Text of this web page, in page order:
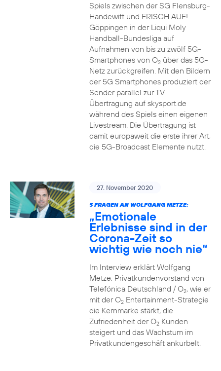
Spiels zwischen der SG Flensburg-
Handewitt und FRISCH AUF!
Göppingen in der Liqui Moly
Handball-Bundesliga auf
Aufnahmen von bis zu zwölf 5G-
Smartphones von O2über das 5G-
Netz zurückgreifen. Mit den Bildern
der 5G Smartphones produziert der
Sender parallel zur TV-
Übertragung auf skysport.de
während des Spiels einen eigenen
Livestream. Die Übertragung ist
damit europaweit die erste ihrer Art,
die 5G-Broadcast Elemente nutzt.
27. November 2020
5 FRAGEN AN WOLFGANG METZE:
„Emotionale
Erlebnisse sind in der
Corona-Zeit so
wichtig wie noch nie“
Im Interview erklärt Wolfgang
Metze, Privatkundenvorstand von
Telefónica Deutschland / O2, wie er
mit der O2Entertainment-Strategie
die Kernmarke stärkt, die
Zufriedenheit der O2Kunden
steigert und das Wachstum im
Privatkundengeschäft ankurbelt.